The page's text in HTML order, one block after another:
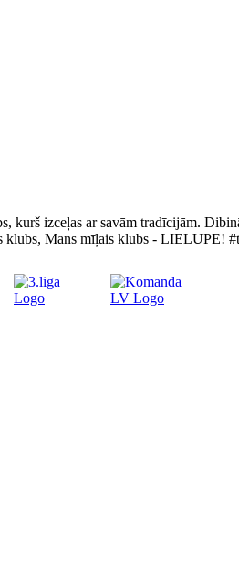
kurš izceļas ar savām tradīcijām.
klubs, Mans mīļais klubs - LIELUPE!